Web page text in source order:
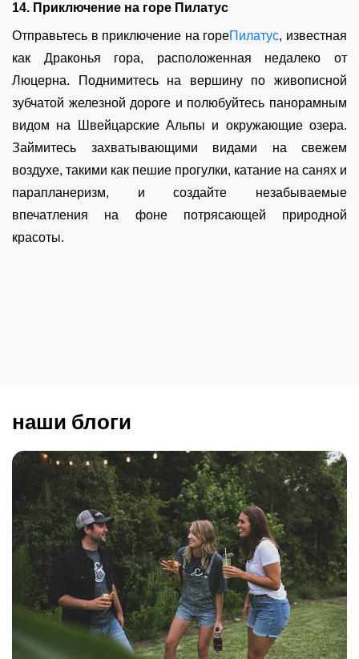
14. Приключение на горе Пилатус
Отправьтесь в приключение на гореПилатус, известная
как Драконья гора, расположенная недалеко от
Люцерна. Поднимитесь на вершину по живописной
зубчатой железной дороге и полюбуйтесь панорамным
видом на Швейцарские Альпы и окружающие озера.
Займитесь захватывающими видами на свежем
воздухе, такими как пешие прогулки, катание на санях и
парапланеризм, и создайте незабываемые
впечатления на фоне потрясающей природной
красоты.
наши блоги